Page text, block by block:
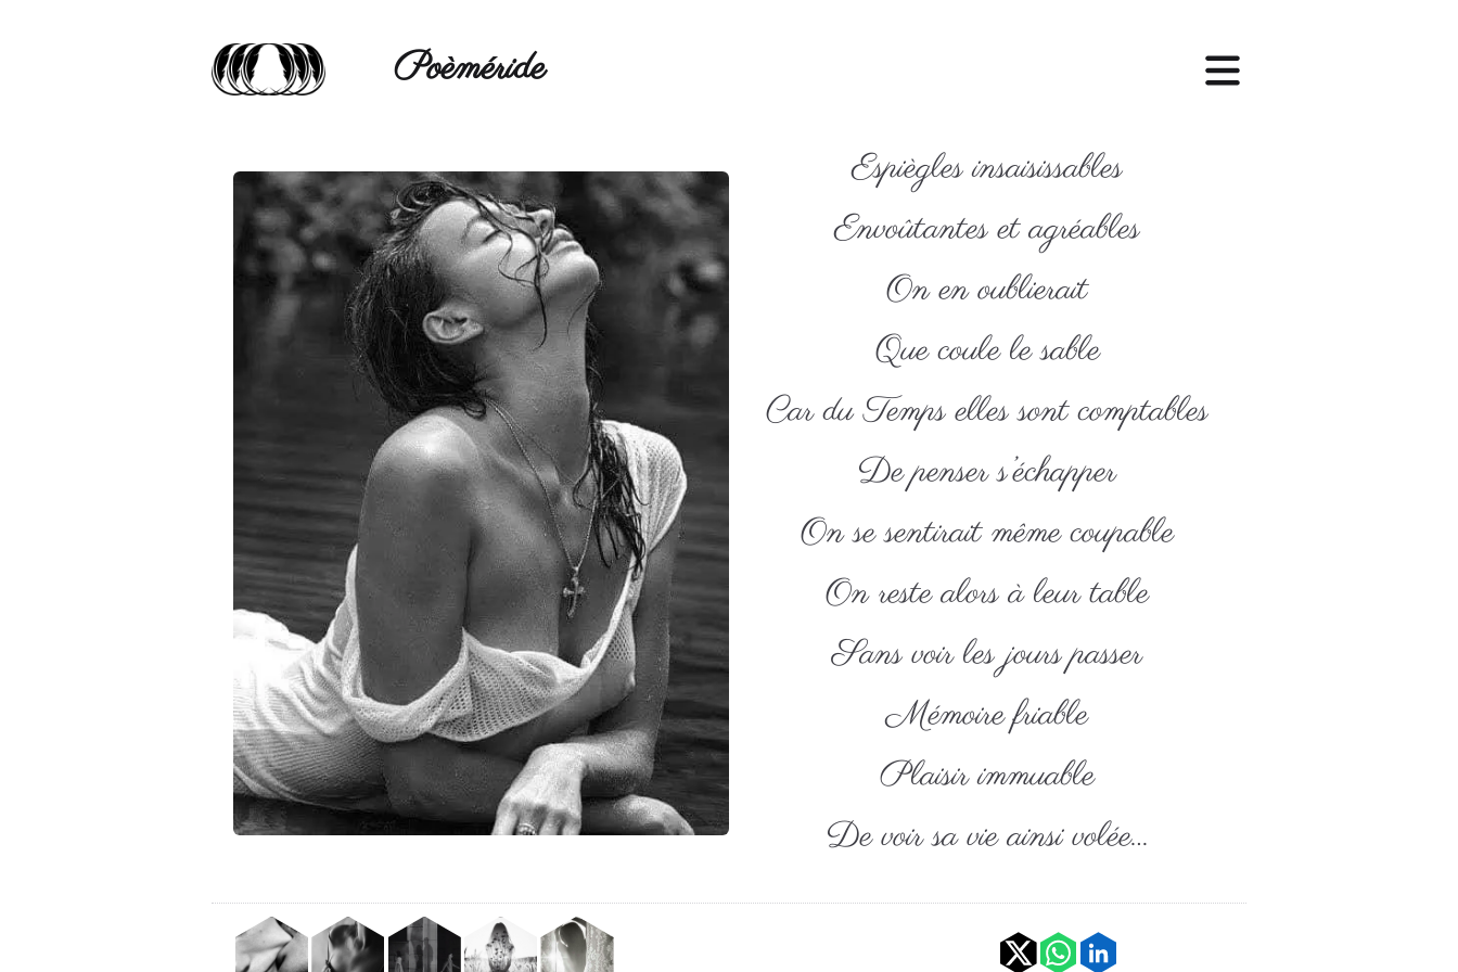
Poèméride
Espiègles insaisissables
Envoûtantes et agréables
On en oublierait
Que coule le sable
Car du Temps elles sont comptables
De penser s’échapper
On se sentirait même coupable
On reste alors à leur table
Sans voir les jours passer
Mémoire friable
Plaisir immuable
De voir sa vie ainsi volée…